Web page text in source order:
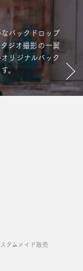
バックドロップ
ジオ撮影の一翼
リジナルバック
。
タムメイド販売